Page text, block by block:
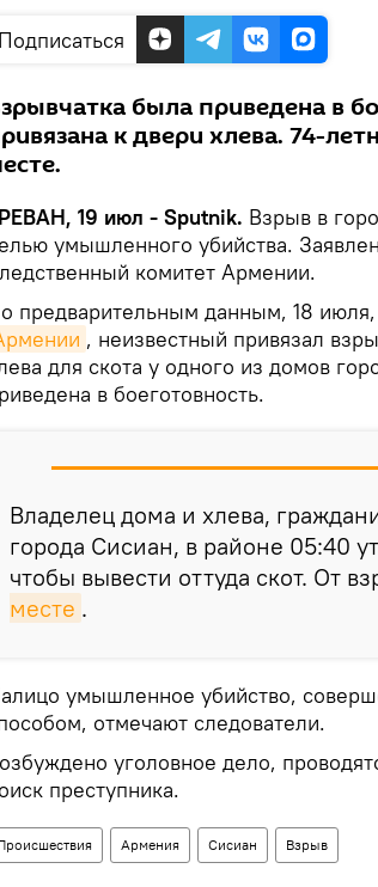
Подписаться
была приведена в
к двери хлева. 74-
19 июл - Sputnik. Взрыв в
умышленного убийства.
комитет Армении.
предварительным данным, 18
, неизвестный привязал
для скота у одного из домов
в боеготовность.
Владелец дома и хлева,
города Сисиан, в районе 05:40
чтобы вывести оттуда скот. От
месте .
умышленное убийство,
отмечают следователи.
уголовное дело,
преступника.
Армения Сисиан Взрыв